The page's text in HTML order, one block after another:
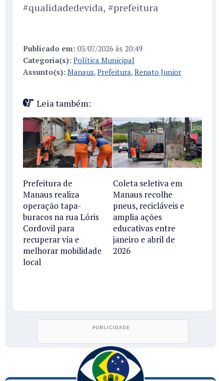
#qualidadedevida, #prefeitura
Publicado em: 03/07/2026 às 20:49
Categoria(s): Política Municipal
Assunto(s): Manaus, Prefeitura, Renato Junior
Leia também:
Prefeitura de
Manaus realiza
operação tapa-
buracos na rua Lóris
Cordovil para
recuperar via e
melhorar mobilidade
local
Coleta seletiva em
Manaus recolhe
pneus, recicláveis e
amplia ações
educativas entre
janeiro e abril de
2026